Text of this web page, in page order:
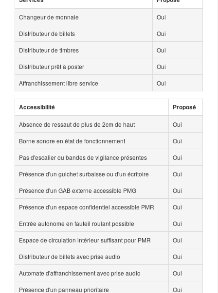
Changeur de monnaie
Oui
Distributeur de billets
Oui
Distributeur de timbres
Oui
Distributeur prêt à poster
Oui
Affranchissement libre service
Oui
Accessibilité Proposé
Absence de ressaut de plus de 2cm de haut
Oui
Borne sonore en état de fonctionnement
Oui
Pas d'escalier ou bandes de vigilance présentes
Oui
Présence d'un guichet surbaisse ou d'un écritoire
Oui
Présence d'un GAB externe accessible PMG
Oui
Présence d'un espace confidentiel accessible PMR
Oui
Entrée autonome en fauteil roulant possible
Oui
Espace de circulation intérieur suffisant pour PMR
Oui
Distributeur de billets avec prise audio
Oui
Automate d'affranchissement avec prise audio
Oui
Présence d'un panneau prioritaire
Oui